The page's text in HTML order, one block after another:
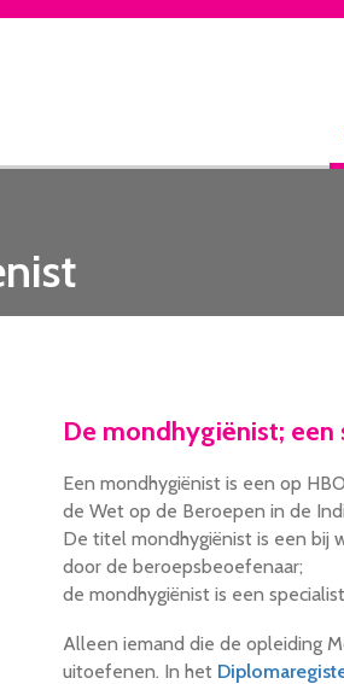
De mondhygiënist; een
Een mondhygiënist is een op
de Wet op de Beroepen in de
De titel mondhygiënist is een bij
door de beroepsbeoefenaar;
de mondhygiënist is een
Alleen iemand die de opleiding
uitoefenen. In het